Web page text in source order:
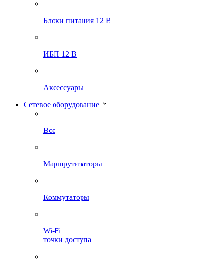
Блоки питания 12 В
ИБП 12 В
Аксессуары
Сетевое оборудование
Все
Маршрутизаторы
Коммутаторы
Wi-Fi
точки доступа